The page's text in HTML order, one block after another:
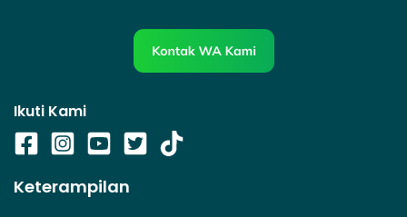
Ikuti Kami
Keterampilan